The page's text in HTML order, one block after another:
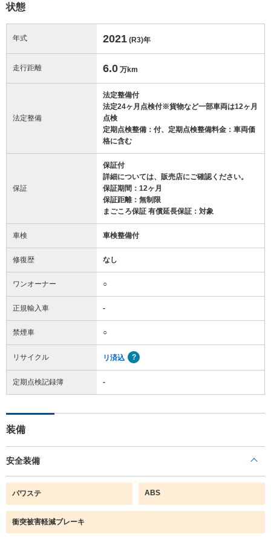
状態
年式 2021 (R3)年
走行距離 6.0 万km
法定整備
法定整備付
法定24ヶ月点検付※貨物など一部車両は12ヶ月
点検
定期点検整備：付、定期点検整備料金：車両価
格に含む
保証
保証付
詳細については、販売店にご確認ください。
保証期間：12ヶ月
保証距離：無制限
まごころ保証 有償延長保証：対象
車検 車検整備付
修復歴 なし
ワンオーナー ○
正規輸入車 -
禁煙車 ○
リサイクル リ済込
定期点検記録簿 -
装備
安全装備
パワステ ABS
衝突被害軽減ブレーキ